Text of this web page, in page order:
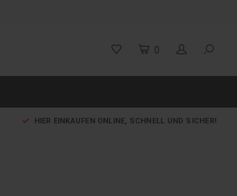
0
HIER EINKAUFEN ONLINE, SCHNELL UND SICHER!